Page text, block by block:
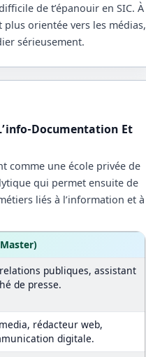
de t’épanouir en SIC. À
plus orientée vers les médias,
sérieusement.
Documentation Et
comme une école privée de
qui permet ensuite de
liés à l’information et à
publiques, assistant
de presse.
rédacteur web,
digitale.